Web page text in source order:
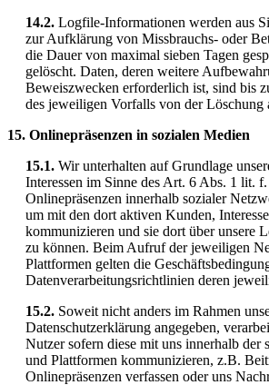
14.2. Logfile-Informationen werden aus
zur Aufklärung von Missbrauchs- oder
die Dauer von maximal sieben Tagen
gelöscht. Daten, deren weitere
Beweiszwecken erforderlich ist, sind bis
des jeweiligen Vorfalls von der Löschung
15. Onlinepräsenzen in sozialen Medien
15.1. Wir unterhalten auf Grundlage
Interessen im Sinne des Art. 6 Abs. 1 lit.
Onlinepräsenzen innerhalb sozialer
um mit den dort aktiven Kunden,
kommunizieren und sie dort über unsere
zu können. Beim Aufruf der jeweiligen
Plattformen gelten die
Datenverarbeitungsrichtlinien deren
15.2. Soweit nicht anders im Rahmen
Datenschutzerklärung angegeben,
Nutzer sofern diese mit uns innerhalb der
und Plattformen kommunizieren, z.B.
Onlinepräsenzen verfassen oder uns